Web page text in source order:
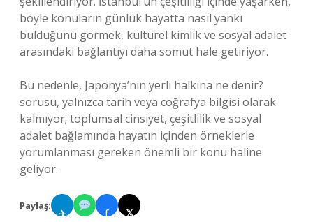
böyle konuların günlük hayatta nasıl yankı
bulduğunu görmek, kültürel kimlik ve sosyal adalet
arasındaki bağlantıyı daha somut hale getiriyor.
Bu nedenle, Japonya’nın yerli halkına ne denir?
sorusu, yalnızca tarih veya coğrafya bilgisi olarak
kalmıyor; toplumsal cinsiyet, çeşitlilik ve sosyal
adalet bağlamında hayatın içinden örneklerle
yorumlanması gereken önemli bir konu haline
geliyor.
Paylaş:
✈ f 𝕏